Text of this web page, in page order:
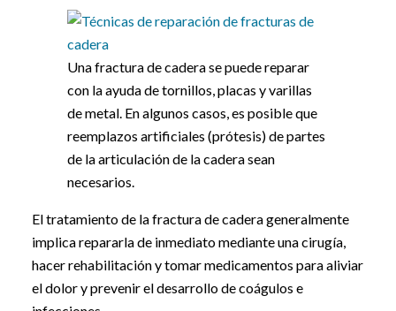
Una fractura de cadera se puede reparar
con la ayuda de tornillos, placas y varillas
de metal. En algunos casos, es posible que
reemplazos artificiales (prótesis) de partes
de la articulación de la cadera sean
necesarios.
El tratamiento de la fractura de cadera generalmente
implica repararla de inmediato mediante una cirugía,
hacer rehabilitación y tomar medicamentos para aliviar
el dolor y prevenir el desarrollo de coágulos e